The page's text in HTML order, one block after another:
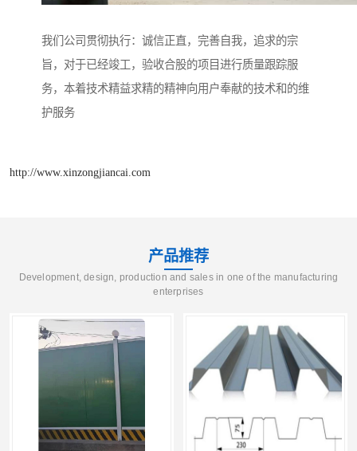
我们公司贯彻执行：诚信正直，完善自我，追求的宗
旨，对于已经竣工，验收合股的项目进行质量跟踪服
务，本着技术精益求精的精神向用户奉献的技术和的维
护服务
http://www.xinzongjiancai.com
产品推荐
Development, design, production and sales in one of the manufacturing
enterprises